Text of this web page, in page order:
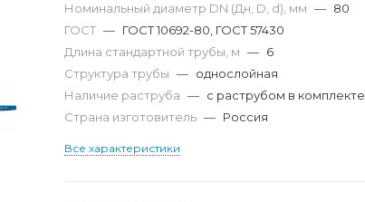
Номинальный диаметр DN (Дн, D, d), мм — 80
ГОСТ — ГОСТ 10692-80, ГОСТ 57430
Длина стандартной трубы, м — 6
Структура трубы — однослойная
Наличие раструба — с раструбом в комплекте
Страна изготовитель — Россия
Все характеристики